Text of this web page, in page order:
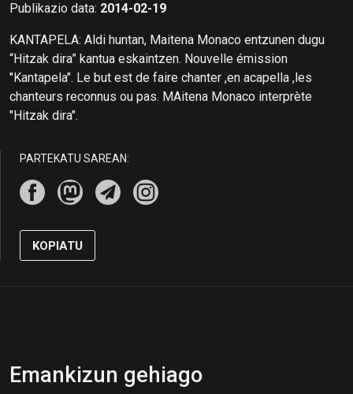
Publikazio data: 2014-02-19
KANTAPELA: Aldi huntan, Maitena Monaco entzunen dugu
“Hitzak dira” kantua eskaintzen. Nouvelle émission
"Kantapela". Le but est de faire chanter ,en acapella ,les
chanteurs reconnus ou pas. MAitena Monaco interprète
"Hitzak dira".
PARTEKATU SAREAN:
KOPIATU
Emankizun gehiago